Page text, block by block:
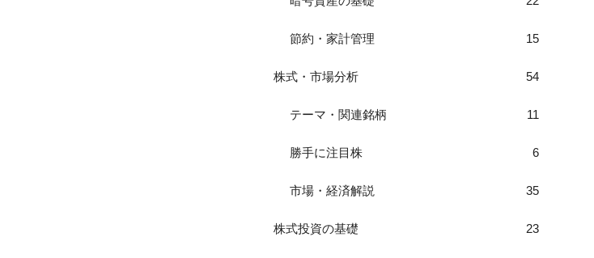
節約・家計管理 15
株式・市場分析 54
テーマ・関連銘柄 11
勝手に注目株 6
市場・経済解説 35
株式投資の基礎 23